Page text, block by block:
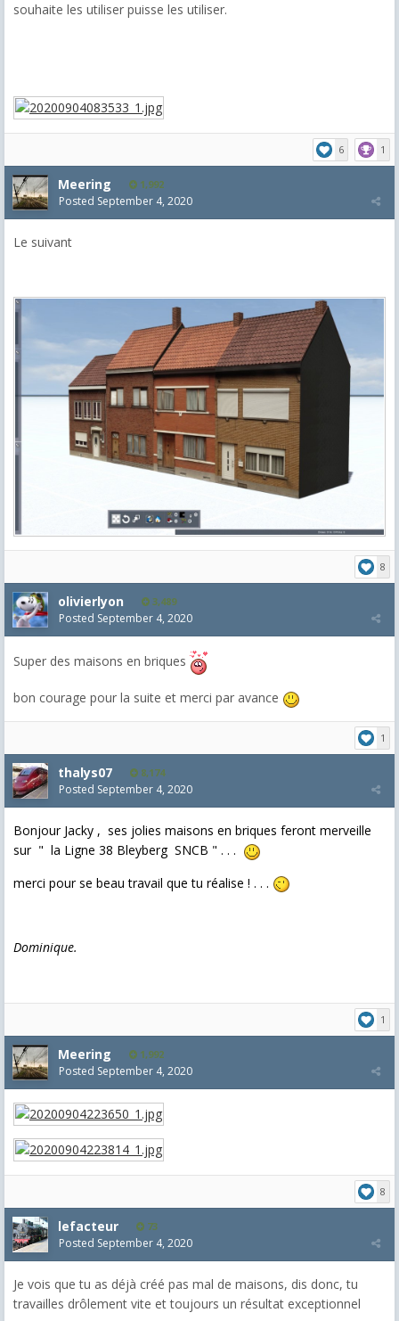
souhaite les utiliser puisse les utiliser.
6 1
Meering 1,992
Posted September 4, 2020
Le suivant
8
olivierlyon 3,489
Posted September 4, 2020
Super des maisons en briques
bon courage pour la suite et merci par avance
1
thalys07 8,174
Posted September 4, 2020
Bonjour Jacky , ses jolies maisons en briques feront merveille
sur " la Ligne 38 Bleyberg SNCB " . . .
merci pour se beau travail que tu réalise ! . . .
Dominique.
1
Meering 1,992
Posted September 4, 2020
8
lefacteur 73
Posted September 4, 2020
Je vois que tu as déjà créé pas mal de maisons, dis donc, tu
travailles drôlement vite et toujours un résultat exceptionnel